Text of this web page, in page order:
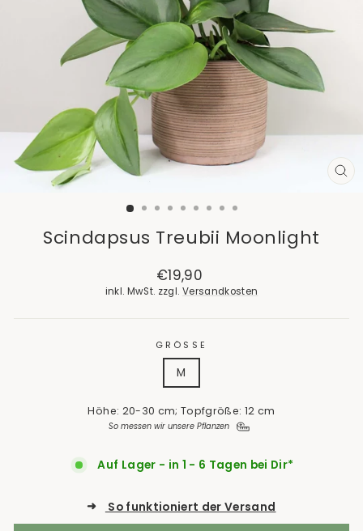
Scindapsus Treubii Moonlight
Normaler
Preis
€19,90
inkl. MwSt. zzgl. Versandkosten
GRÖSSE
M
Höhe: 20-30 cm; Topfgröße: 12 cm
So messen wir unsere Pflanzen
Auf Lager - in 1 - 6 Tagen bei Dir*
➜ So funktioniert der Versand